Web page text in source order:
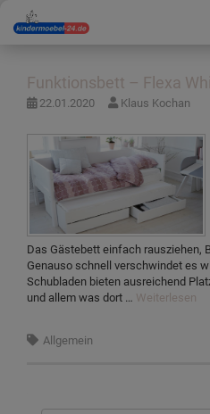
Funktionsbett – Flexa
22.01.2020 Klaus Kochan
Das Gästebett einfach rausziehen,
Genauso schnell verschwindet es
Schubladen bieten ausreichend
und allem was dort … Weiterlesen
Allgemein
Suchen